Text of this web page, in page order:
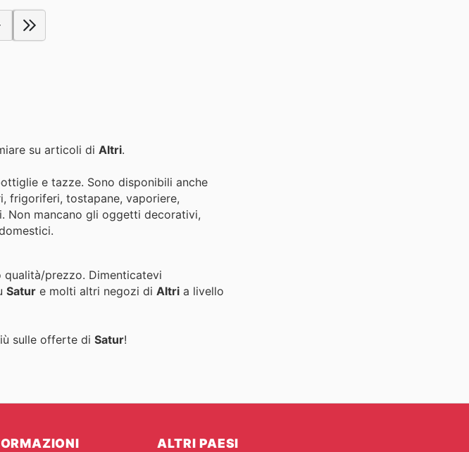
su articoli di Altri.
e tazze. Sono disponibili anche
frigoriferi, tostapane, vaporiere,
Non mancano gli oggetti decorativi,
prezzo. Dimenticatevi
Satur e molti altri negozi di Altri a livello
sulle offerte di Satur!
ALTRI PAESI